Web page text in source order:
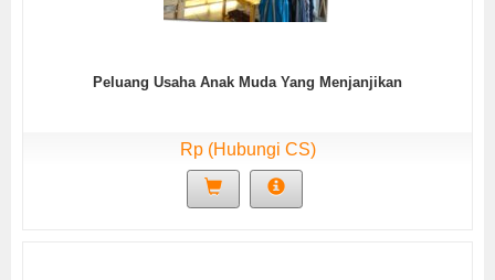
Peluang Usaha Anak Muda Yang Menjanjikan
Rp (Hubungi CS)